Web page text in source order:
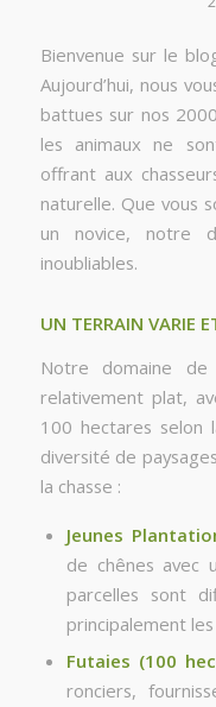
Bienvenue sur le
Aujourd’hui, nous
battues sur nos
les animaux ne
offrant aux
naturelle. Que vous
un novice, notre
inoubliables.
UN TERRAIN VARIE
Notre domaine
relativement plat,
100 hectares selon
diversité de
la chasse :
Jeunes
de chênes avec
parcelles sont
principalement
Futaies (100
ronciers,